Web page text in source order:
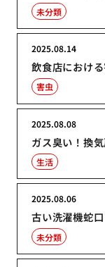
未分類
飲食店におけ
2025.08.14
害虫
ガス臭い！換
2025.08.08
生活
古い洗濯機蛇
2025.08.06
未分類